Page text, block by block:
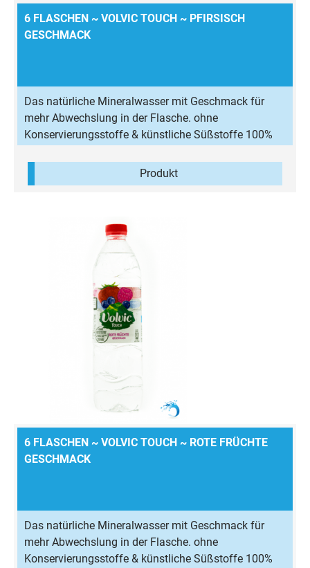
6 FLASCHEN ~ VOLVIC TOUCH ~ PFIRSISCH
GESCHMACK
Das natürliche Mineralwasser mit Geschmack für
mehr Abwechslung in der Flasche. ohne
Konservierungsstoffe & künstliche Süßstoffe 100%
Produkt
6 FLASCHEN ~ VOLVIC TOUCH ~ ROTE FRÜCHTE
GESCHMACK
Das natürliche Mineralwasser mit Geschmack für
mehr Abwechslung in der Flasche. ohne
Konservierungsstoffe & künstliche Süßstoffe 100%